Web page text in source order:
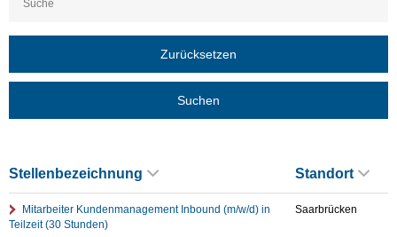
Zurücksetzen
Suchen
Stellenbezeichnung Standort
Mitarbeiter Kundenmanagement Inbound (m/w/d) in
Teilzeit (30 Stunden)
Saarbrücken